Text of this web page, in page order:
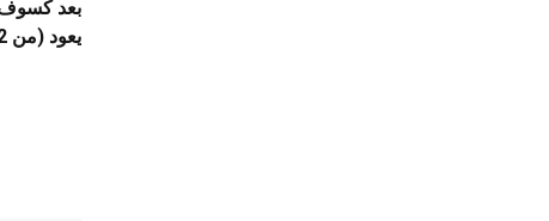
يعود (من 2 الى 9 جويلية 2026)